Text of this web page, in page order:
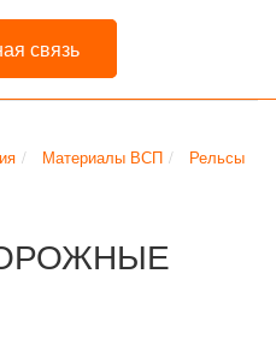
связь
Материалы ВСП
Рельсы